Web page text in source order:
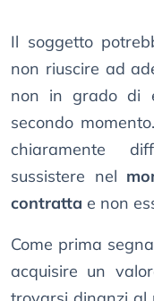
Il soggetto
non riuscire ad
non in grado di
secondo
chiaramente
sussistere nel
contratta e non
Come prima
acquisire un